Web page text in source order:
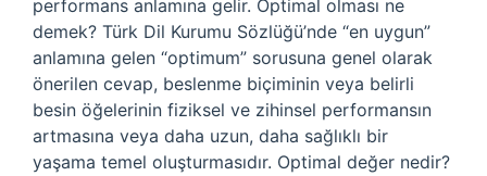
performans anlamına gelir. Optimal olması ne
demek? Türk Dil Kurumu Sözlüğü’nde “en uygun”
anlamına gelen “optimum” sorusuna genel olarak
önerilen cevap, beslenme biçiminin veya belirli
besin öğelerinin fiziksel ve zihinsel performansın
artmasına veya daha uzun, daha sağlıklı bir
yaşama temel oluşturmasıdır. Optimal değer nedir?